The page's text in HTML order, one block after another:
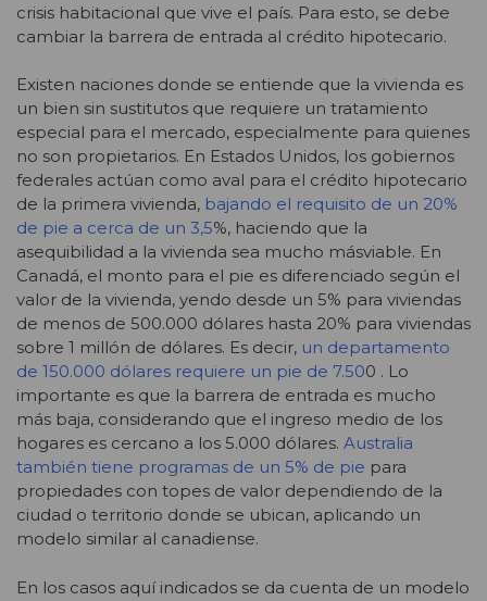
crisis habitacional que vive el país. Para esto, se debe
cambiar la barrera de entrada al crédito hipotecario.
Existen naciones donde se entiende que la vivienda es
un bien sin sustitutos que requiere un tratamiento
especial para el mercado, especialmente para quienes
no son propietarios. En Estados Unidos, los gobiernos
federales actúan como aval para el crédito hipotecario
de la primera vivienda, bajando el requisito de un 20%
de pie a cerca de un 3,5%, haciendo que la
asequibilidad a la vivienda sea mucho másviable. En
Canadá, el monto para el pie es diferenciado según el
valor de la vivienda, yendo desde un 5% para viviendas
de menos de 500.000 dólares hasta 20% para viviendas
sobre 1 millón de dólares. Es decir, un departamento
de 150.000 dólares requiere un pie de 7.500 . Lo
importante es que la barrera de entrada es mucho
más baja, considerando que el ingreso medio de los
hogares es cercano a los 5.000 dólares. Australia
también tiene programas de un 5% de pie para
propiedades con topes de valor dependiendo de la
ciudad o territorio donde se ubican, aplicando un
modelo similar al canadiense.
En los casos aquí indicados se da cuenta de un modelo